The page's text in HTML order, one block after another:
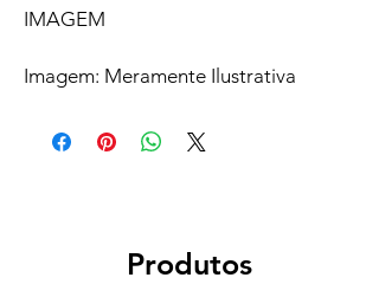
IMAGEM
Imagem: Meramente Ilustrativa
Produtos